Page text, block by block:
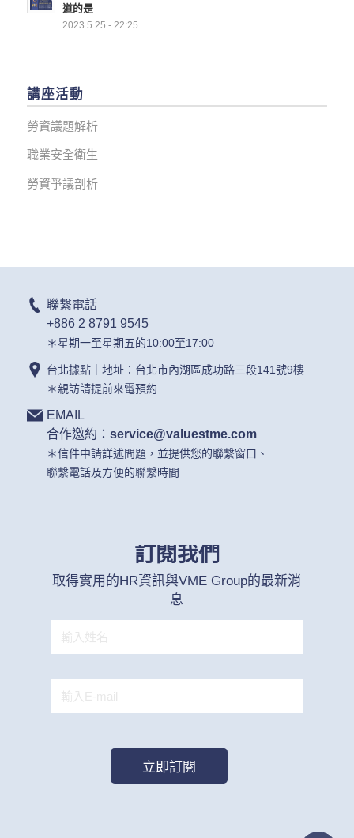
道的是
2023.5.25 - 22:25
講座活動
勞資議題解析
職業安全衛生
勞資爭議剖析
聯繫電話
+886 2 8791 9545
＊星期一至星期五的10:00至17:00
台北據點｜地址：台北市內湖區成功路三段141號9樓
＊親訪請提前來電預約
EMAIL
合作邀約： service@valuestme.com
＊信件中請詳述問題，並提供您的聯繫窗口、
聯繫電話及方便的聯繫時間
訂閱我們
取得實用的HR資訊與VME Group的最新消
息